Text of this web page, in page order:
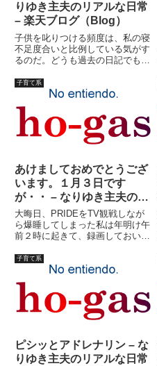
りゆき主夫のリアルな日常
– 楽天ブログ（Blog）
子供を叱りつける頻度は、私の寝
不足度合いと比例している気がす
るのだ。どうも過去の日記でも、
ようだし。いや、叱りつけは日常
的にやってるが、寝不足の時は
「激昂」しているというべきか。
もしも子供が私が寝不足の時に限
っ...
子育て系
あけましておめでとうござ
います。１月３日です
が・・ – なりゆき主夫のリ
アルな日常 – 楽天ブログ
（Blog）
大晦日、PRIDEをTV観戦しなが
ら爆睡してしまった私は年明け午
前２時に起きて、録画しておいた
がら見ても８時までかかりまし
た。う?む、中々内容の濃い放送
であった。しかし、見ていてふと
思ったのは、こんなマニアッ...
子育て系
ピシッとアドレナリン – な
りゆき主夫のリアルな日常